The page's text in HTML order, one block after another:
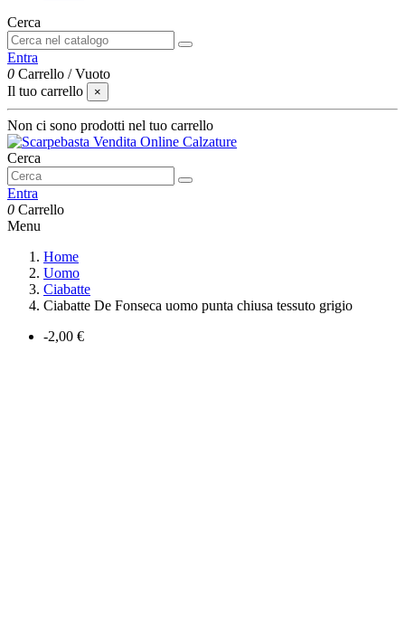
Cerca
Entra
0 Carrello /Vuoto
Il tuo carrello
×
Non ci sono prodotti nel tuo carrello
Cerca
Entra
0 Carrello
Menu
Home
Uomo
Ciabatte
Ciabatte De Fonseca uomo punta chiusa tessuto grigio
-2,00 €